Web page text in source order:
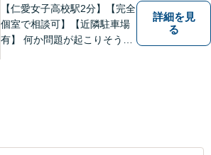
す。
【仁愛女子高校駅2分】【完全
個室で相談可】【近隣駐車場
有】 何か問題が起こりそうと
う。
詳細を見
る